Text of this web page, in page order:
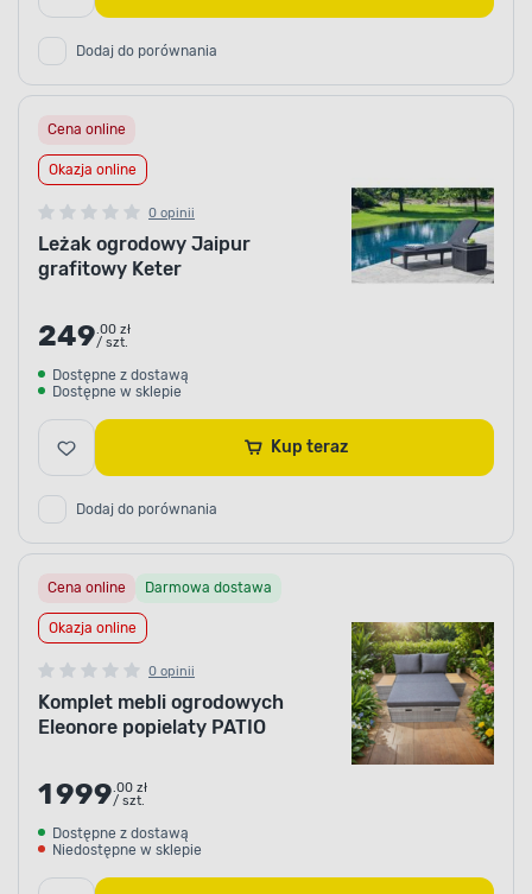
Dodaj do porównania
Cena online
Okazja online
0 opinii
Leżak ogrodowy Jaipur
grafitowy Keter
249.00 zł
/ szt.
Dostępne z dostawą
Dostępne w sklepie
Kup teraz
Dodaj do porównania
Cena online Darmowa dostawa
Okazja online
0 opinii
Komplet mebli ogrodowych
Eleonore popielaty PATIO
1 999.00 zł
/ szt.
Dostępne z dostawą
Niedostępne w sklepie